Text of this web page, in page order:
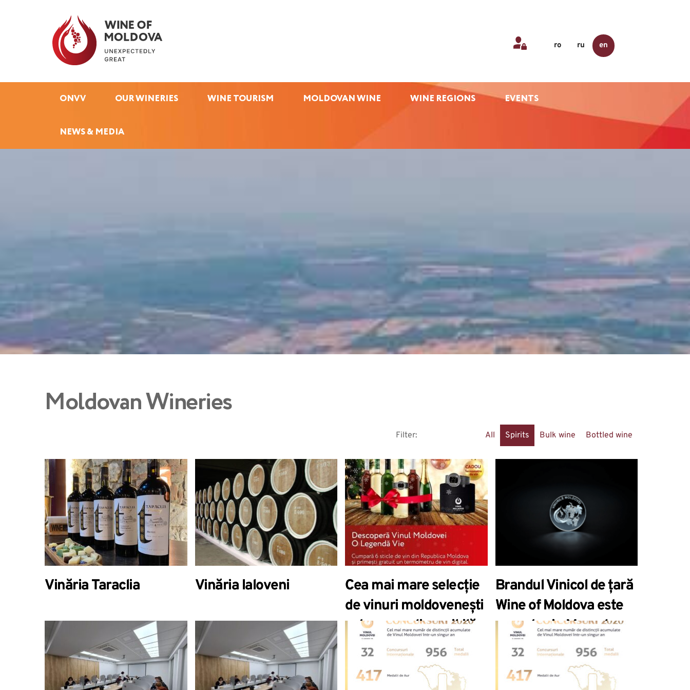
ro ru en
ONVV OUR WINERIES WINE TOURISM MOLDOVAN WINE WINE REGIONS EVENTS
NEWS & MEDIA
Moldovan Wineries
Filter: All Spirits Bulk wine Bottled wine
Vinăria Taraclia Vinăria Ialoveni
Cea mai mare selecție
de vinuri moldovenești
este acum disponibilă
pe piața din România.
ONVV în parteneriat cu
TopDrinks.ro au lansat
Brandul Vinicol de țară
Wine of Moldova este
onorat prin Moneda
Jubiliară “Vinurile
Moldovei”, lansată
recent de Banca